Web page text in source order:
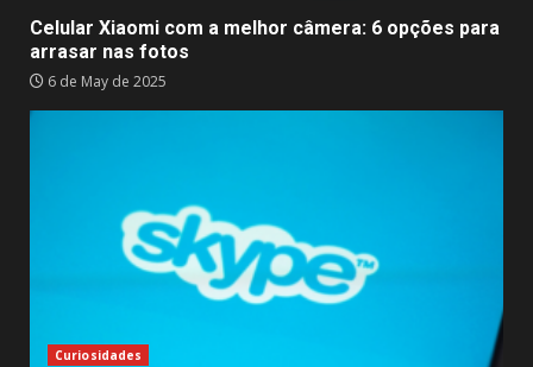
Celular Xiaomi com a melhor câmera: 6 opções para
arrasar nas fotos
6 de May de 2025
Curiosidades